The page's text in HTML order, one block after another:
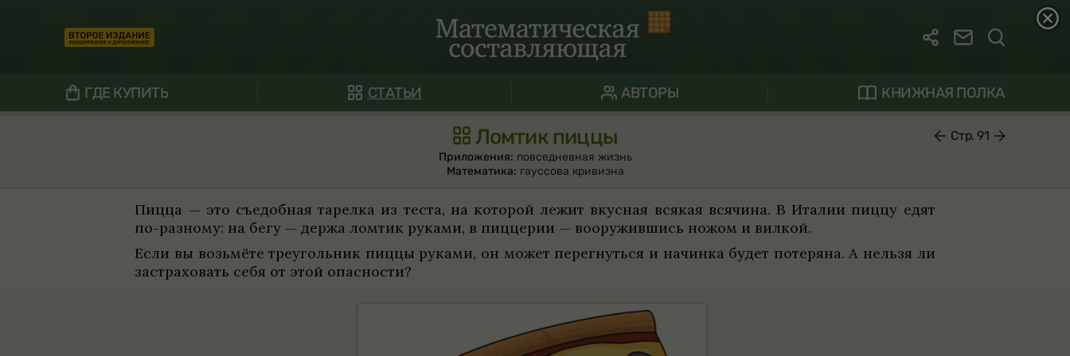
ГДЕ КУПИТЬ СТАТЬИ АВТОРЫ КНИЖНАЯ ПОЛКА
Ломтик пиццы
Приложения: повседневная жизнь
Математика: гауссова кривизна
Стр. 91
Пицца — это съе­доб­ная тарелка из теста, на кото­рой лежит вкус­ная вся­кая вся­чина. В Ита­лии пиццу едят
по-раз­ному: на бегу — держа лом­тик руками, в пицце­рии — вооружившись ножом и вил­кой.
Если вы возьмёте тре­уголь­ник пиццы руками, он может перегнуться и начинка будет поте­ряна. А нельзя ли
застра­хо­вать себя от этой опас­но­сти?